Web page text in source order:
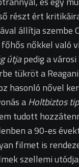
részt ért
állítja szembe
nőkkel való
útjapedig a
tükröt a
hasonló nővel
aHoltbiztos
tudott
a 90-es
filmet is
szellemi